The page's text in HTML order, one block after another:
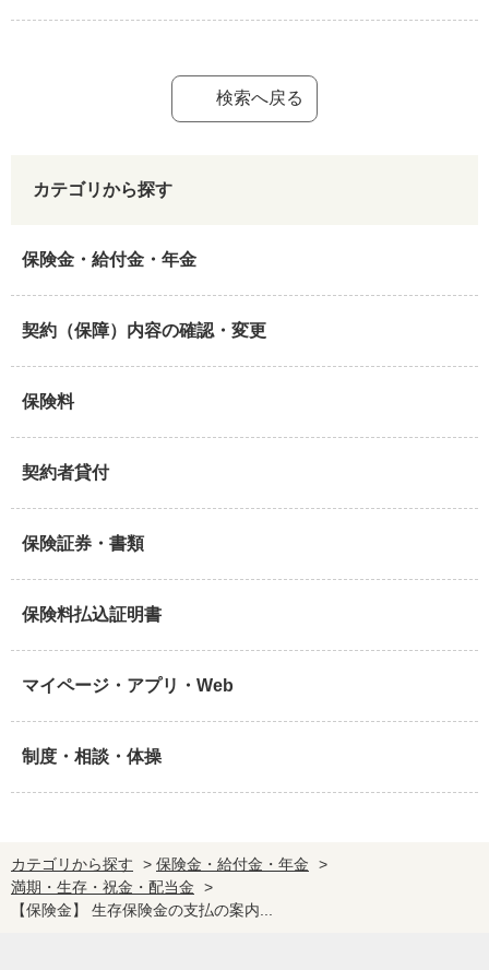
検索へ戻る
カテゴリから探す
保険金・給付金・年金
契約（保障）内容の確認・変更
保険料
契約者貸付
保険証券・書類
保険料払込証明書
マイページ・アプリ・Web
制度・相談・体操
カテゴリから探す > 保険金・給付金・年金
>
満期・生存・祝金・配当金
>
【保険金】 生存保険金の支払の案内...